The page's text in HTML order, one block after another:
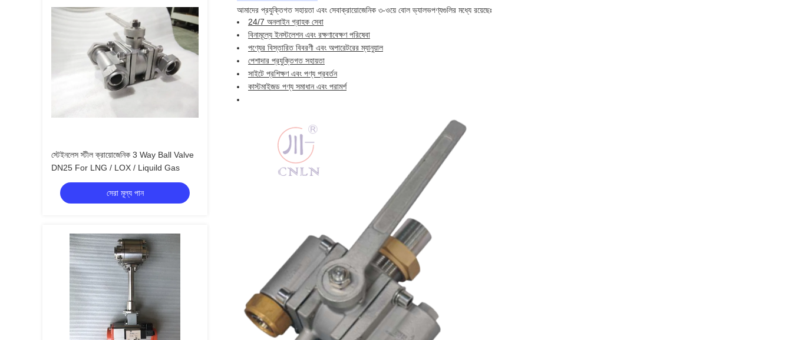
স্টেইনলেস স্টীল ক্রায়োজেনিক 3 Way Ball Valve
DN25 For LNG / LOX / Liquild Gas
সেরা মূল্য পান
আমাদের প্রযুক্তিগত সহায়তা এবং সেবাক্রায়োজেনিক ৩-ওয়ে বোল ভ্যালভপণ্যগুলির মধ্যে রয়েছেঃ
24/7 অনলাইন গ্রাহক সেবা
বিনামূল্যে ইনস্টলেশন এবং রক্ষণাবেক্ষণ পরিষেবা
পণ্যের বিস্তারিত বিবরণী এবং অপারেটরের ম্যানুয়াল
পেশাদার প্রযুক্তিগত সহায়তা
সাইটে প্রশিক্ষণ এবং পণ্য প্রবর্তন
কাস্টমাইজড পণ্য সমাধান এবং পরামর্শ